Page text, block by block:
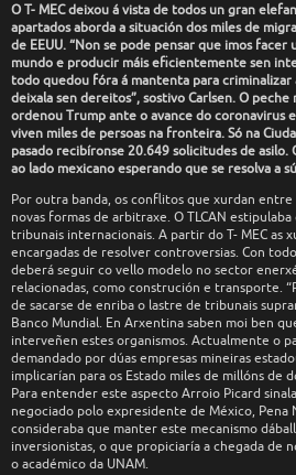
O T- MEC deixou á vista de todos un gran
apartados aborda a situación dos miles de
de EEUU. “Non se pode pensar que imos
mundo e producir máis eficientemente sen
todo quedou fóra á mantenta para
deixala sen dereitos”, sostivo Carlsen. O
ordenou Trump ante o avance do coronavirus
viven miles de persoas na fronteira. Só na
pasado recibíronse 20.649 solicitudes de asilo.
ao lado mexicano esperando que se resolva a
Por outra banda, os conflitos que xurdan
novas formas de arbitraxe. O TLCAN
tribunais internacionais. A partir do T- MEC as
encargadas de resolver controversias. Con
deberá seguir co vello modelo no sector
relacionadas, como construción e transporte.
de sacarse de enriba o lastre de tribunais
Banco Mundial. En Arxentina saben moi ben
interveñen estes organismos. Actualmente o
demandado por dúas empresas mineiras
implicarían para os Estado miles de millóns de
Para entender este aspecto Arroio Picard
negociado polo expresidente de México, Pena
consideraba que manter este mecanismo
inversionistas, o que propiciaría a chegada de
o académico da UNAM.